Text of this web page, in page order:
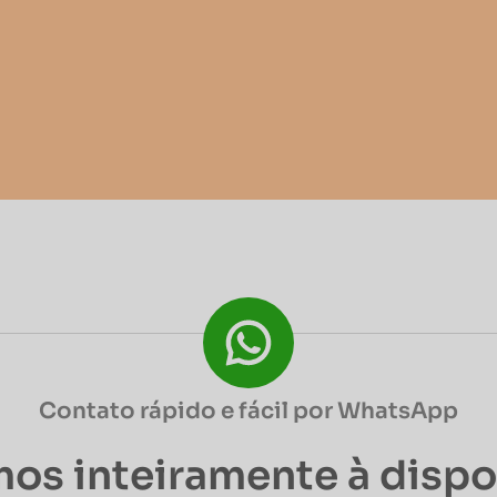
Contato rápido e fácil por WhatsApp
inteiramente à